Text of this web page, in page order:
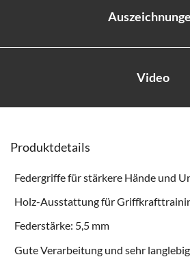
Video
Produktdetails
Federgriffe für stärkere Hände und
Holz-Ausstattung für
Federstärke: 5,5 mm
Gute Verarbeitung und sehr langlebig